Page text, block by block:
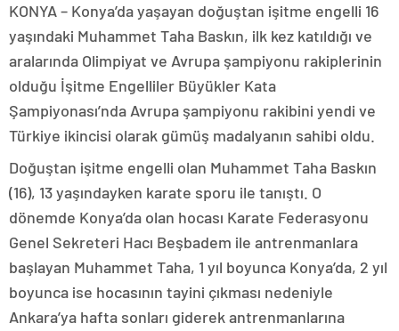
KONYA – Konya’da yaşayan doğuştan işitme engelli 16
yaşındaki Muhammet Taha Baskın, ilk kez katıldığı ve
aralarında Olimpiyat ve Avrupa şampiyonu rakiplerinin
olduğu İşitme Engelliler Büyükler Kata
Şampiyonası’nda Avrupa şampiyonu rakibini yendi ve
Türkiye ikincisi olarak gümüş madalyanın sahibi oldu.
Doğuştan işitme engelli olan Muhammet Taha Baskın
(16), 13 yaşındayken karate sporu ile tanıştı. O
dönemde Konya’da olan hocası Karate Federasyonu
Genel Sekreteri Hacı Beşbadem ile antrenmanlara
başlayan Muhammet Taha, 1 yıl boyunca Konya’da, 2 yıl
boyunca ise hocasının tayini çıkması nedeniyle
Ankara’ya hafta sonları giderek antrenmanlarına